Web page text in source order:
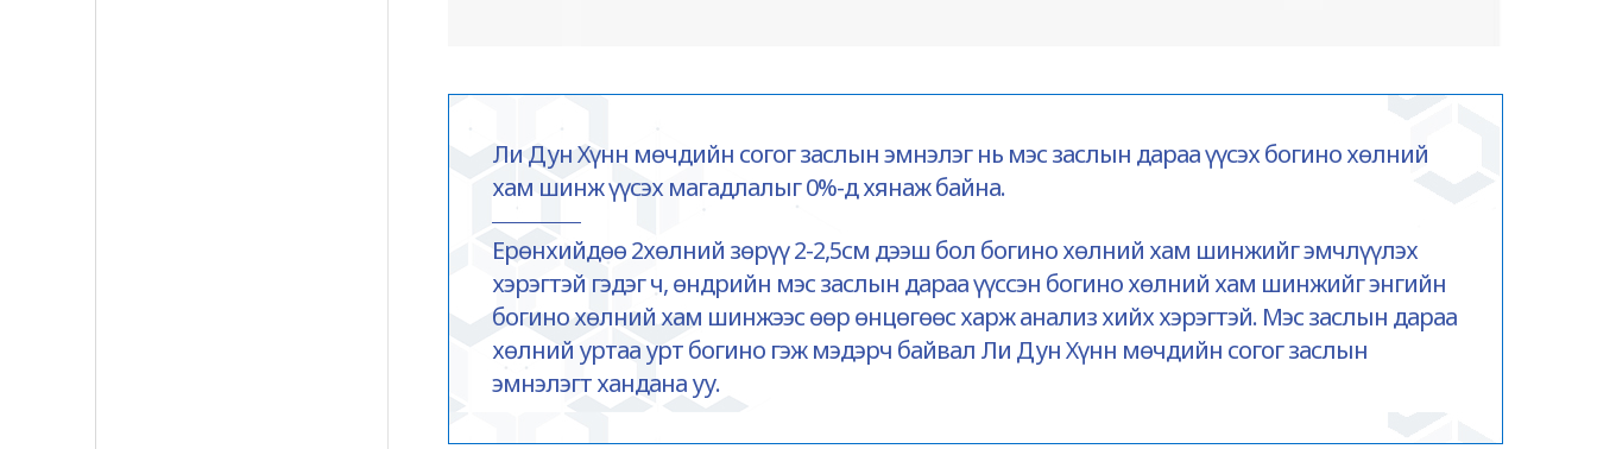
Ли Дун Хүнн мөчдийн согог заслын эмнэлэг нь мэс заслын дараа үүсэх богино хөлний
хам шинж үүсэх магадлалыг 0%-д хянаж байна.
Ерөнхийдөө 2хөлний зөрүү 2-2,5см дээш бол богино хөлний хам шинжийг эмчлүүлэх
хэрэгтэй гэдэг ч, өндрийн мэс заслын дараа үүссэн богино хөлний хам шинжийг энгийн
богино хөлний хам шинжээс өөр өнцөгөөс харж анализ хийх хэрэгтэй. Мэс заслын дараа
хөлний уртаа урт богино гэж мэдэрч байвал Ли Дун Хүнн мөчдийн согог заслын
эмнэлэгт хандана уу.